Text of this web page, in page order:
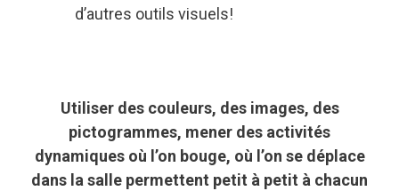
d’autres outils visuels!
Utiliser des couleurs, des images, des
pictogrammes, mener des activités
dynamiques où l’on bouge, où l’on se déplace
dans la salle permettent petit à petit à chacun